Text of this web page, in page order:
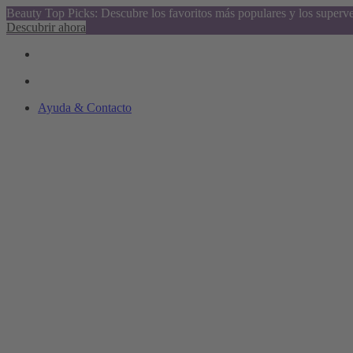
Beauty Top Picks: Descubre los favoritos más populares y los
Descubrir ahora
Ayuda & Contacto